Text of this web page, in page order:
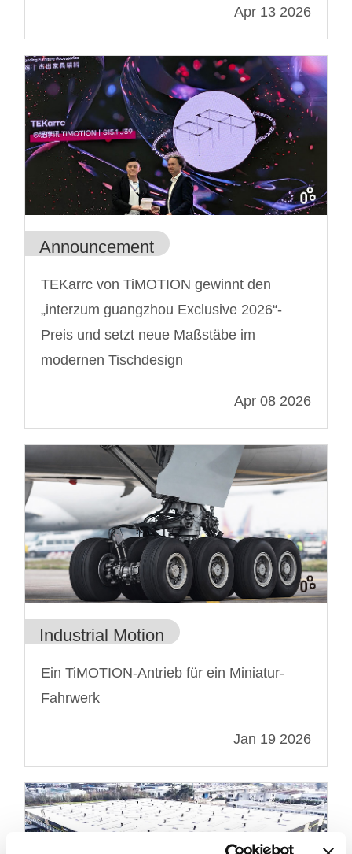
Apr 13 2026
Announcement
TEKarrc von TiMOTION gewinnt den
„interzum guangzhou Exclusive 2026“-
Preis und setzt neue Maßstäbe im
modernen Tischdesign
Apr 08 2026
Industrial Motion
Ein TiMOTION-Antrieb für ein Miniatur-
Fahrwerk
Jan 19 2026